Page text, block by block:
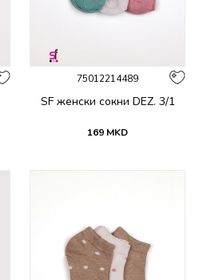
75012214489
SF женски сокни DEZ. 3/1
169 MKD